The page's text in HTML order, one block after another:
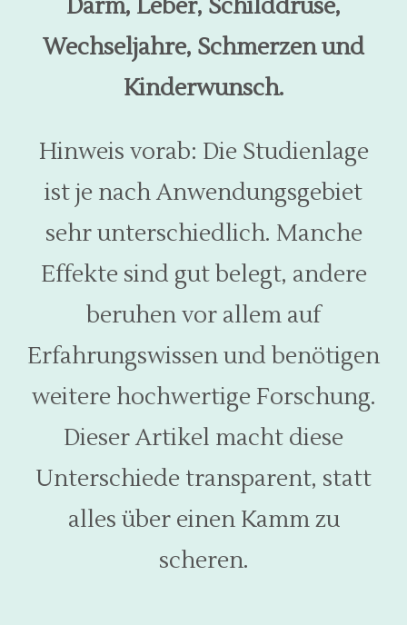
Darm, Leber, Schilddrüse,
Wechseljahre, Schmerzen und
Kinderwunsch.
Hinweis vorab: Die Studienlage
ist je nach Anwendungsgebiet
sehr unterschiedlich. Manche
Effekte sind gut belegt, andere
beruhen vor allem auf
Erfahrungswissen und benötigen
weitere hochwertige Forschung.
Dieser Artikel macht diese
Unterschiede transparent, statt
alles über einen Kamm zu
scheren.